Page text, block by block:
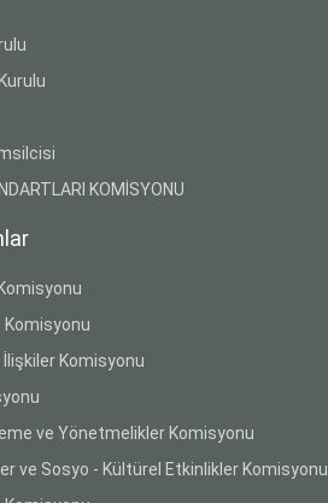
KOMİSYONU
Komisyonu
İlişkiler Komisyonu
ve Yönetmelikler Komisyonu
ve Sosyo - Kültürel Etkinlikler Komisyonu